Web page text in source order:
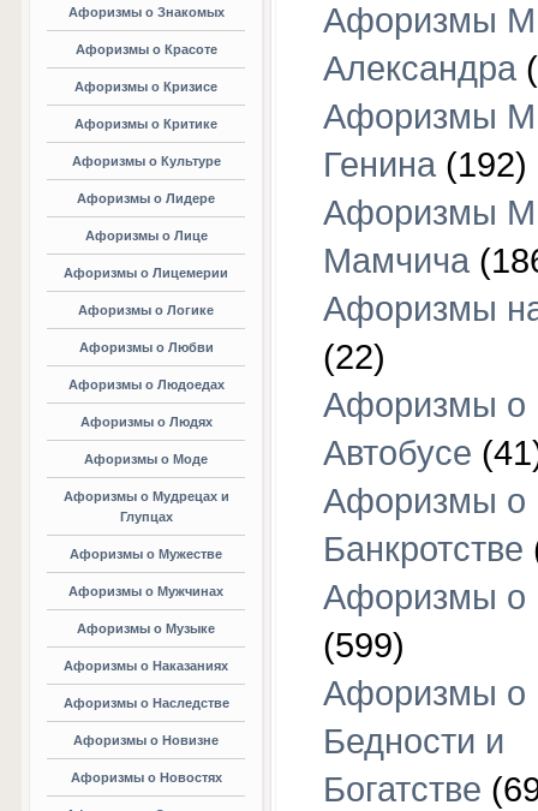
Афоризмы о Знакомых
Афоризмы о Красоте
Афоризмы о Кризисе
Афоризмы о Критике
Афоризмы о Культуре
Афоризмы о Лидере
Афоризмы о Лице
Афоризмы о Лицемерии
Афоризмы о Логике
Афоризмы о Любви
Афоризмы о Людоедах
Афоризмы о Людях
Афоризмы о Моде
Афоризмы о Мудрецах и
Глупцах
Афоризмы о Мужестве
Афоризмы о Мужчинах
Афоризмы о Музыке
Афоризмы о Наказаниях
Афоризмы о Наследстве
Афоризмы о Новизне
Афоризмы о Новостях
Афоризмы
Александра
Афоризмы
Генина (192)
Афоризмы
Мамчича
Афоризмы
(22)
Афоризмы о
Автобусе
Афоризмы о
Банкротстве
Афоризмы о
(599)
Афоризмы о
Бедности и
Богатстве